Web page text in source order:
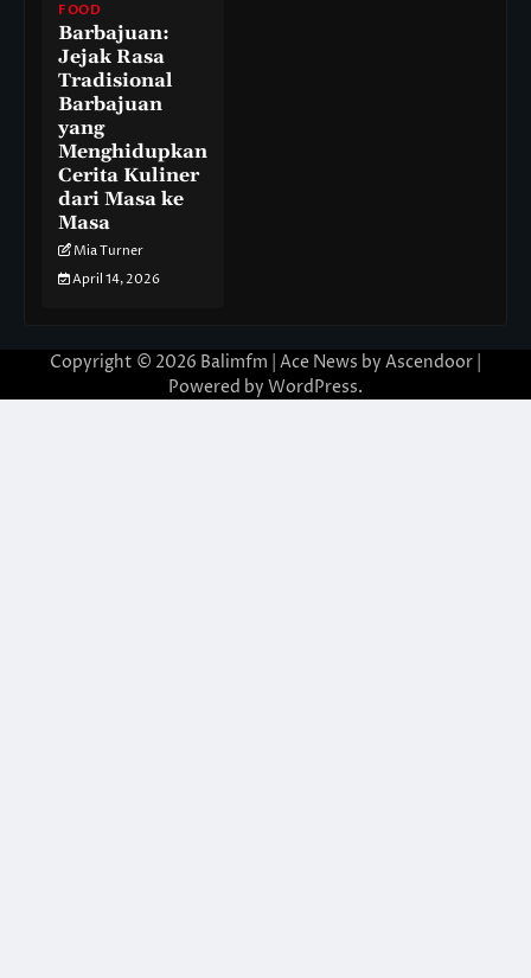
FOOD
Barbajuan:
Jejak Rasa
Tradisional
Barbajuan
yang
Menghidupkan
Cerita Kuliner
dari Masa ke
Masa
Mia Turner
April 14, 2026
Copyright © 2026 Balimfm | Ace News by Ascendoor
Powered by WordPress.